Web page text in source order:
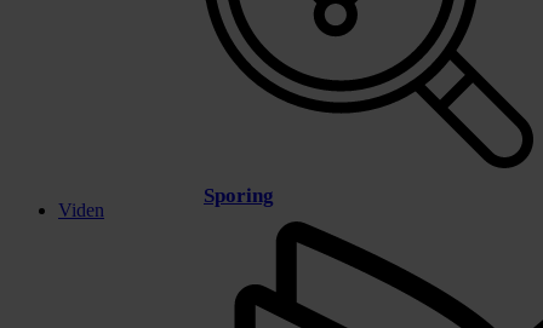
Sporing
Viden